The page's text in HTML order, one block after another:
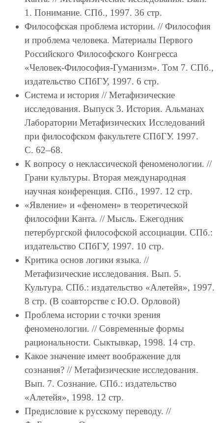
1. Понимание. СПб., 1997. 36 стр.
Философская проблема истории. // Философия
и проблема человека. Материалы Первого
Российского Философского Конгресса
«Человек-Философия-Гуманизм». Том 7. СПб.,
издательство СПбГУ, 1997. 6 стр.
Система и история // Метафизические
исследования. Выпуск 3. История. Альманах
Лаборатории Метафизических Исследований
при философском факультете СПбГУ. 1997.
C. 62–68.
К вопросу о неклассической феноменологии. //
Грани культуры. Вторая международная
научная конференция. СПб., 1997. 12 стр.
«Явление» и «феномен» в теоретической
философии Канта. // Мысль. Ежегодник
петербургской философской ассоциации. СПб.:
издательство СПбГУ, 1997. 10 стр.
Критика основ логики языка. //
Метафизические исследования. Вып. 5.
Культура. СПб.: издательство «Алетейя», 1997.
8 стр. (В соавторстве с Ю.О. Орловой)
Проблема истории с точки зрения
феноменологии. // Современные формы
рациональности. Сыктывкар, 1998. 14 стр.
Какое значение имеет воображение для
сознания? // Метафизические исследования.
Вып. 7. Сознание. СПб.: издательство
«Алетейя», 1998. 12 стр.
Предисловие к русскому переводу. //